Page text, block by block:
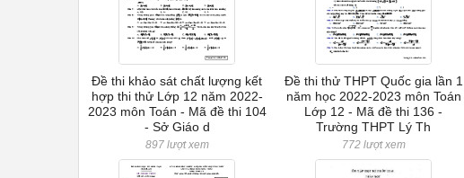
Đề thi khảo sát chất lượng kết
hợp thi thử Lớp 12 năm 2022-
2023 môn Toán - Mã đề thi 104
- Sở Giáo d
897 lượt xem
Đề thi thử THPT Quốc gia lần 1
năm học 2022-2023 môn Toán
Lớp 12 - Mã đề thi 136 -
Trường THPT Lý Th
772 lượt xem